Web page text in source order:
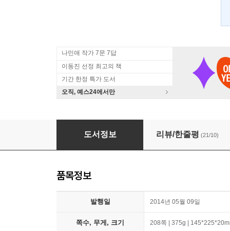
나민애 작가 7문 7답
이동진 선정 최고의 책
기간 한정 특가 도서
오직, 예스24에서만
청춘의 문장들+
도서정보 리뷰/한줄평 (21/10)
품목정보
발행일 2014년 05월 09일
쪽수, 무게, 크기 208쪽 | 375g |